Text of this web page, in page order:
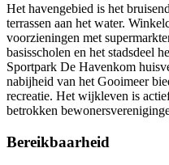
Het havengebied is het
terrassen aan het water.
voorzieningen met
basisscholen en het stadsdeel
Sportpark De Havenkom
nabijheid van het Gooimeer
recreatie. Het wijkleven is
betrokken
Bereikbaarheid